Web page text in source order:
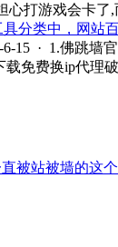
打游戏会卡了
分类中，网
15 · 1.佛跳墙
载免费换ip代理
被站被墙的